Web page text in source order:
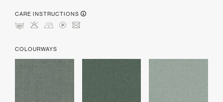
CARE INSTRUCTIONS
mHDLU
COLOURWAYS